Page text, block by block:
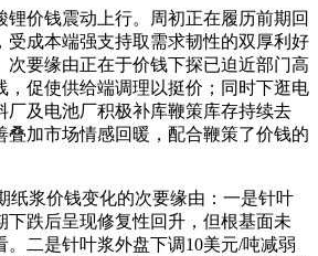
价钱震动上行。周初正在履历前期回
受成本端强支持取需求韧性的双厚利好
次要缘由正在于价钱下探已迫近部门高
，促使供给端调理以挺价；同时下逛电
厂及电池厂积极补库鞭策库存持续去
叠加市场情感回暖，配合鞭策了价钱的
浆价钱变化的次要缘由：一是针叶
下跌后呈现修复性回升，但根基面未
。二是针叶浆外盘下调10美元/吨减弱